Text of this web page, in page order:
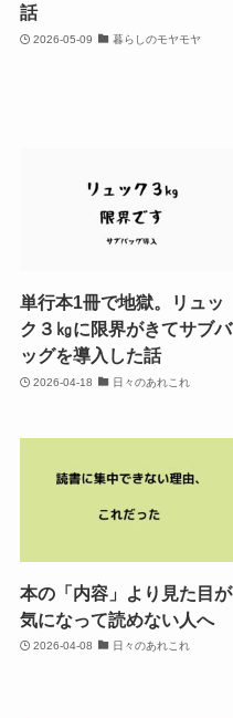
話
2026-05-09 暮らしのモヤモヤ
単行本1冊で地獄。リュッ
ク３㎏に限界がきてサブバ
ッグを導入した話
2026-04-18 日々のあれこれ
本の「内容」より見た目が
気になって読めない人へ
2026-04-08 日々のあれこれ